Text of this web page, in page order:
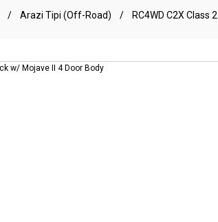
Arazi Tipi (Off-Road) RC4WD C2X Class